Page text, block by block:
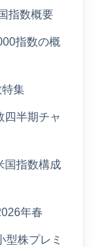
指数概要
指数の概
集
四半期チャ
国指数構成
年春
型株プレミ